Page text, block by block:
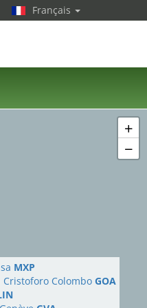
+
−
MXP
Colombo GOA
Français